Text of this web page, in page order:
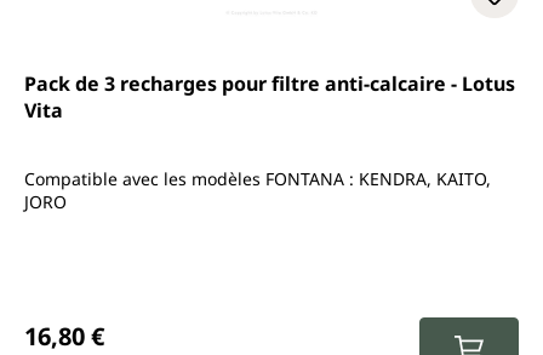
Pack de 3 recharges pour filtre anti-calcaire - Lotus
Vita
Compatible avec les modèles FONTANA : KENDRA, KAITO,
JORO
16,80 €